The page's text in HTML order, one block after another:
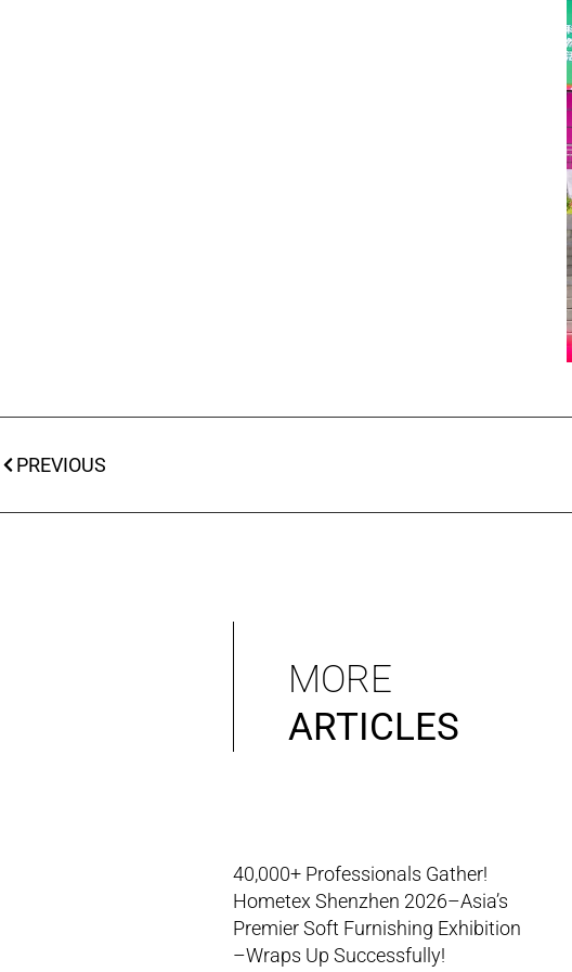
PREVIOUS
MORE
ARTICLES
40,000+ Professionals Gather!
Hometex Shenzhen 2026–Asia’s
Premier Soft Furnishing Exhibition
–Wraps Up Successfully!